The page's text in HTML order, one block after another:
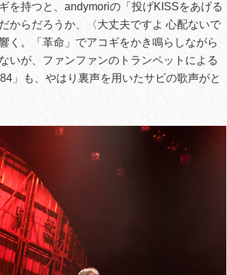
を持つと、andymoriの「投げKISSをあげる
からだろうか、〈大丈夫ですよ 心配ないで
く。「革命」でアコギをかき鳴らしながら
いが、ファンファンのトランペットによる
」も、やはり裏声を用いたサビの歌声がと